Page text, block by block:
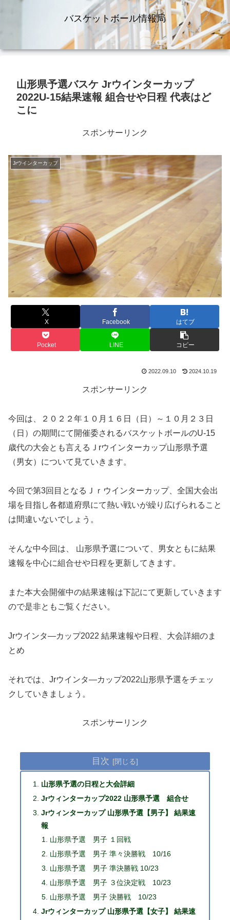
バスケットボール情報局
山形県予選バスケ Jrウインターカップ
2022U-15結果速報 組合せや日程 代表はど
こに
スポンサーリンク
Jrウインターカップ
X Facebook はてブ
Pocket LINE コピー
2022.09.10 2024.10.19
スポンサーリンク
今回は、２０２２年１０月１６日（日）～１０月２３日
（日）の期間にて開催委されるバスケットボールのU-15
歳代の大会とも言えるＪrウインターカップ山形県予選
（男女）について見ていきます。
今回で第3回目となるＪｒウインターカップ、全国大会出
場を目指し各都道府県にて熱い戦いが繰り広げられること
は間違いないでしょう。
そんな中今回は、 山形県予選について、男女ともに結果
速報を中心に組合せや日程を更新してきます。
また本大会開催中の結果速報は下記にて更新していきます
ので是非ともご覧ください。
Jrウインタ―カップ2022 結果速報や日程、大会詳細のま
とめ
それでは、Jrウインタ―カップ2022山形県予選をチェッ
クしていきましょう。
スポンサーリンク
目次
山形県予選の日程と大会詳細
Jrウィンターカップ2022 山形県予選 組合せ
Jrウィンターカップ 山形県予選【男子】 結果速
報
山形県予選 男子 １回戦
山形県予選 男子 準々決勝戦 10/16
山形県予選 男子 準決勝戦 10/23
山形県予選 男子 ３位決定戦 10/23
山形県予選 男子 決勝戦 10/23
Jrウィンターカップ 山形県予選【女子】 結果速